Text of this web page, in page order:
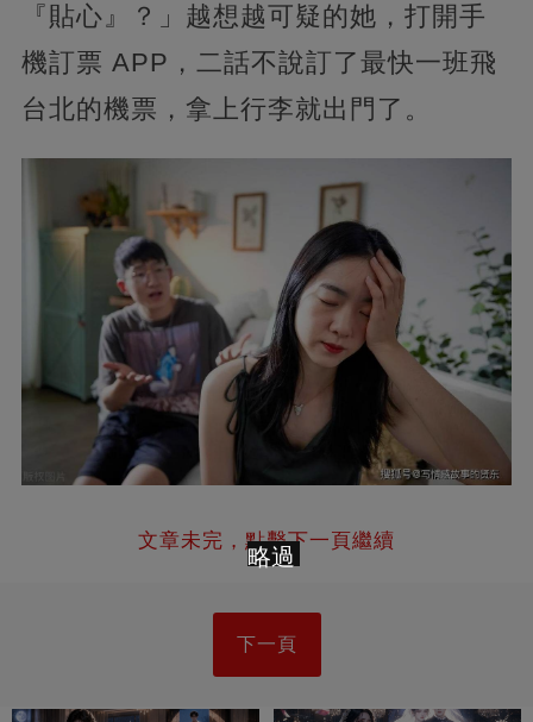
『貼心』？」越想越可疑的她，打開手
機訂票 APP，二話不說訂了最快一班飛
台北的機票，拿上行李就出門了。
文章未完，點擊下一頁繼續
下一頁
略過